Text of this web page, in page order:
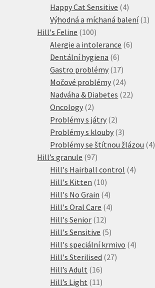
produkt
Happy Cat Sensitive 44
produkty
Výhodná a míchaná balení 1 1
Hill's Feline 100100
produktů
Alergie a intolerance 66
Dentální hygiena 66
produktů
Gastro problémy 1717
produktů
Močové problémy 2424
produktů
Nadváha & Diabetes 2222
Oncology 22
produkty
Problémy s játry 22
produkty
Problémy s klouby 33
produkty
Problémy se štítnou žlázou 44
Hill’s granule 9797
produktů
Hill's Hairball control 44
Hill's Kitten 1010
produktů
Hill's No Grain 44
produkty
Hill's Oral Care 44
Hill's Senior 1212
produktů
Hill's Sensitive 55
produktů
Hill's speciální krmivo 44
Hill's Sterilised 2727
Hill’s Adult 1616
produktů
Hill’s Light 11 11